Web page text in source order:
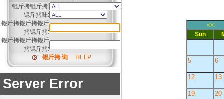
锟斤拷锟斤拷:
锟斤拷味:
锟斤拷锟斤拷锟斤
拷锟斤拷:
锟斤拷锟斤拷锟斤
拷锟斤拷:
锟斤拷 询
HELP
<<
Sun
5 6
12 13
19 20